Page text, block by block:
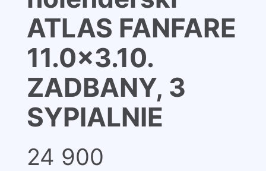
ATLAS FANFARE
11.0×3.10.
ZADBANY, 3
SYPIALNIE
24 900